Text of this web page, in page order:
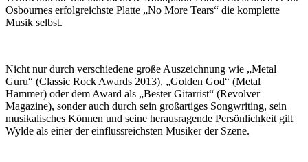
Osbournes erfolgreichste Platte „No More Tears“ die komplette
Musik selbst.
Nicht nur durch verschiedene große Auszeichnung wie „Metal
Guru“ (Classic Rock Awards 2013), „Golden God“ (Metal
Hammer) oder dem Award als „Bester Gitarrist“ (Revolver
Magazine), sonder auch durch sein großartiges Songwriting, sein
musikalisches Können und seine herausragende Persönlichkeit gilt
Wylde als einer der einflussreichsten Musiker der Szene.